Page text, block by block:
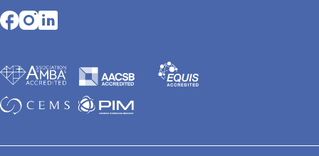
Opens in a new tab
Opens in a new tab
Opens in a new tab